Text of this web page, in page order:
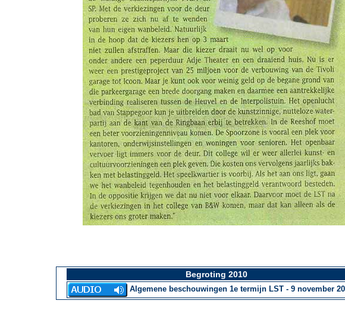
Begroting 2010
Algemene beschouwingen 1e termijn LST - 9 november